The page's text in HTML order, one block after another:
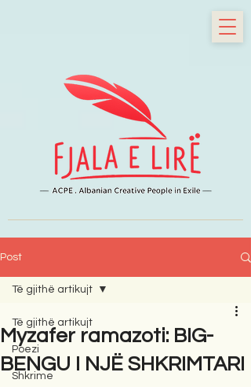
Post
Të gjithë artikujt
Poezi
Shkrime
Të gjithë artikujt
Myzafer ramazoti: BIG-
BENGU I NJË SHKRIMTARI